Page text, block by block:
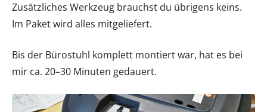
Zusätzliches Werkzeug brauchst du übrigens keins.
Im Paket wird alles mitgeliefert.
Bis der Bürostuhl komplett montiert war, hat es bei
mir ca. 20–30 Minuten gedauert.